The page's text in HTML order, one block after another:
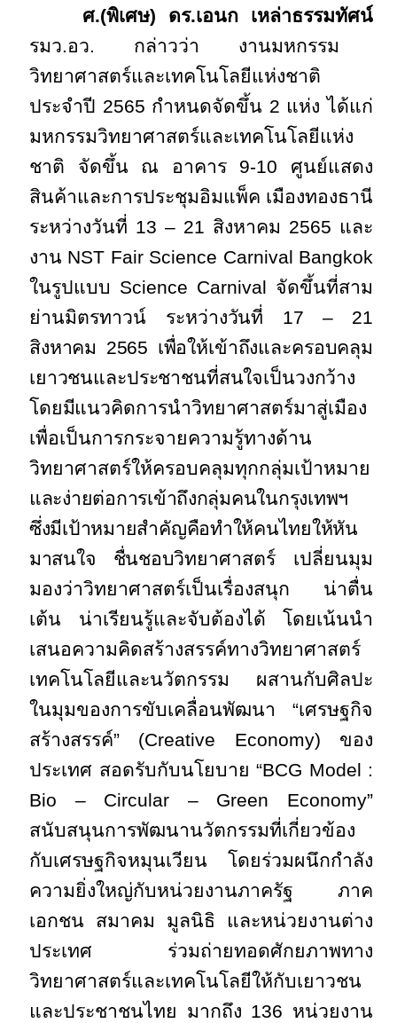
ศ.(พิเศษ) ดร.เอนก เหล่าธรรมทัศน์
รมว.อว. กล่าวว่า งานมหกรรม
วิทยาศาสตร์และเทคโนโลยีแห่งชาติ
ประจำปี 2565 กำหนดจัดขึ้น 2 แห่ง ได้แก่
มหกรรมวิทยาศาสตร์และเทคโนโลยีแห่ง
ชาติ จัดขึ้น ณ อาคาร 9-10 ศูนย์แสดง
สินค้าและการประชุมอิมแพ็ค เมืองทองธานี
ระหว่างวันที่ 13 – 21 สิงหาคม 2565 และ
งาน NST Fair Science Carnival Bangkok
ในรูปแบบ Science Carnival จัดขึ้นที่สาม
ย่านมิตรทาวน์ ระหว่างวันที่ 17 – 21
สิงหาคม 2565 เพื่อให้เข้าถึงและครอบคลุม
เยาวชนและประชาชนที่สนใจเป็นวงกว้าง
โดยมีแนวคิดการนำวิทยาศาสตร์มาสู่เมือง
เพื่อเป็นการกระจายความรู้ทางด้าน
วิทยาศาสตร์ให้ครอบคลุมทุกกลุ่มเป้าหมาย
และง่ายต่อการเข้าถึงกลุ่มคนในกรุงเทพฯ
ซึ่งมีเป้าหมายสำคัญคือทำให้คนไทยให้หัน
มาสนใจ ชื่นชอบวิทยาศาสตร์ เปลี่ยนมุม
มองว่าวิทยาศาสตร์เป็นเรื่องสนุก น่าตื่น
เต้น น่าเรียนรู้และจับต้องได้ โดยเน้นนำ
เสนอความคิดสร้างสรรค์ทางวิทยาศาสตร์
เทคโนโลยีและนวัตกรรม ผสานกับศิลปะ
ในมุมของการขับเคลื่อนพัฒนา “เศรษฐกิจ
สร้างสรรค์” (Creative Economy) ของ
ประเทศ สอดรับกับนโยบาย “BCG Model :
Bio – Circular – Green Economy”
สนับสนุนการพัฒนานวัตกรรมที่เกี่ยวข้อง
กับเศรษฐกิจหมุนเวียน โดยร่วมผนึกกำลัง
ความยิ่งใหญ่กับหน่วยงานภาครัฐ ภาค
เอกชน สมาคม มูลนิธิ และหน่วยงานต่าง
ประเทศ ร่วมถ่ายทอดศักยภาพทาง
วิทยาศาสตร์และเทคโนโลยีให้กับเยาวชน
และประชาชนไทย มากถึง 136 หน่วยงาน